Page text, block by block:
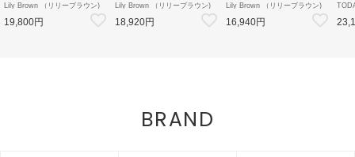
Lily Brown （リリーブラウン)
【LB×MARY QUANT】ダブル
ボタンジャケット 26秋冬
【LWFJ264100】ジャケット
19,800円
Lily Brown （リリーブラウン)
【LB×MARY QUANT】ポロニ
ットワンピース 26秋冬
【LWNO264110】フレアワンピ
18,920円
Lily Brown （リリーブラウン)
【LB×MARY QUANT】スタッ
ズバニティバッグ 26秋冬
【LWGB264343】ハンド・ショ
16,940円
26秋
BRAND